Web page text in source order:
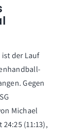
ist der Lauf
Gegen
Michael
(11:13),